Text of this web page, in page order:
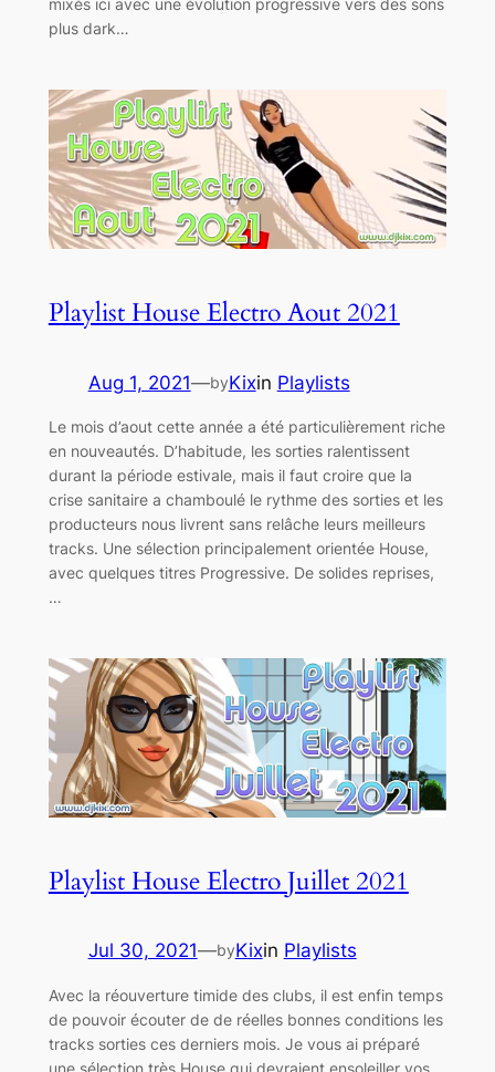
mixés ici avec une évolution progressive vers des sons
plus dark…
Playlist House Electro Aout 2021
Aug 1, 2021—byKixin Playlists
Le mois d’aout cette année a été particulièrement riche
en nouveautés. D’habitude, les sorties ralentissent
durant la période estivale, mais il faut croire que la
crise sanitaire a chamboulé le rythme des sorties et les
producteurs nous livrent sans relâche leurs meilleurs
tracks. Une sélection principalement orientée House,
avec quelques titres Progressive. De solides reprises,
…
Playlist House Electro Juillet 2021
Jul 30, 2021—byKixin Playlists
Avec la réouverture timide des clubs, il est enfin temps
de pouvoir écouter de de réelles bonnes conditions les
tracks sorties ces derniers mois. Je vous ai préparé